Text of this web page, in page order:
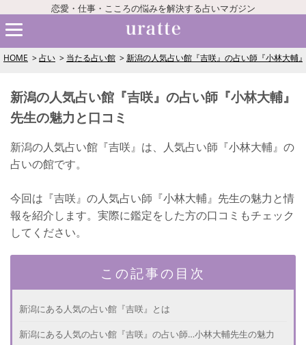
恋愛・仕事・こころの悩みを解決する占いマガジン
HOME 占い 当たる占い館 新潟の人気占い館『吉咲』の占い師『小林大輔
新潟の人気占い館『吉咲』の占い師『小林大輔』
先生の魅力と口コミ
新潟の人気占い館『吉咲』は、人気占い師『小林大輔』の
占いの館です。
今回は『吉咲』の人気占い師『小林大輔』先生の魅力と情
報を紹介します。実際に鑑定をした方の口コミもチェック
してください。
この記事の目次
新潟にある人気の占い館『吉咲』とは
新潟にある人気の占い館『吉咲』の占い師…小林大輔先生の魅力